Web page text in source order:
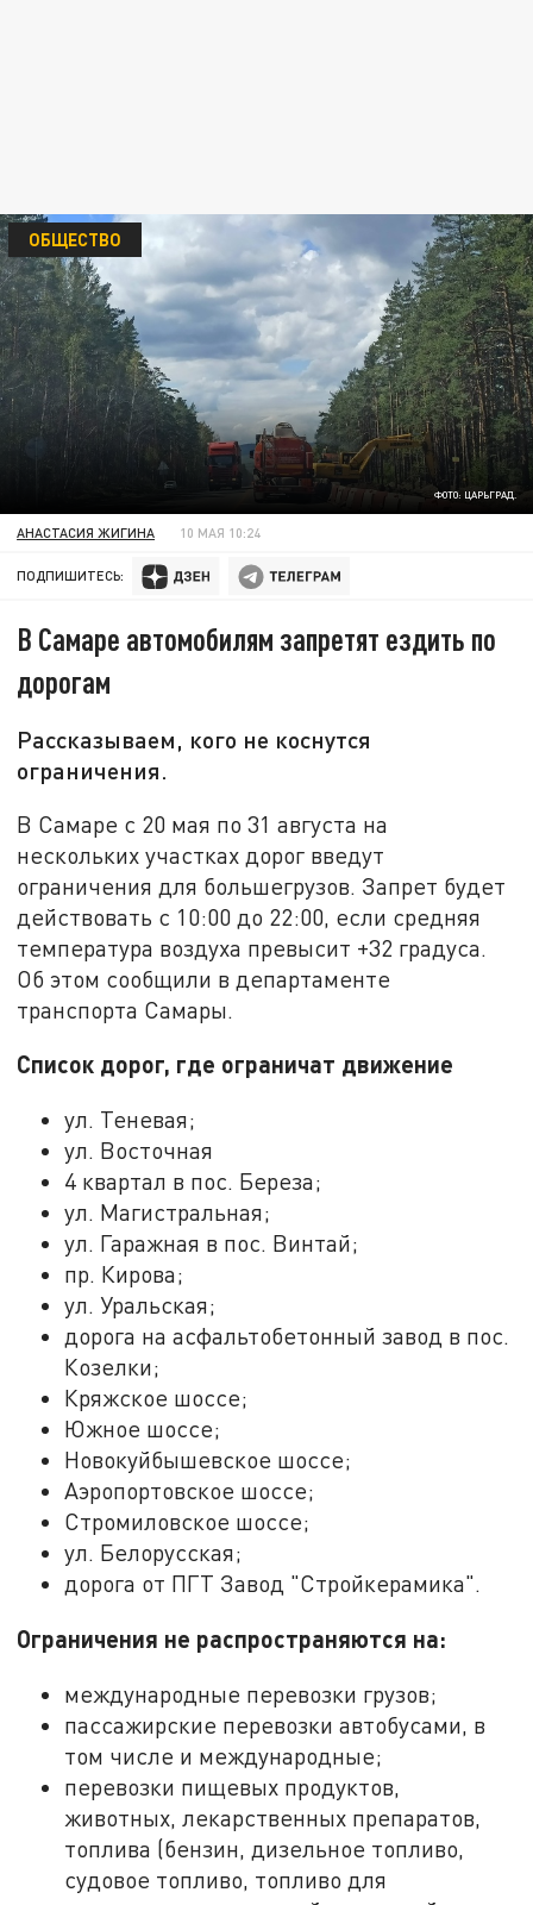
ФОТО: ЦАРЬГРАД.
ОБЩЕСТВО
АНАСТАСИЯ ЖИГИНА 10 МАЯ 10:24
ПОДПИШИТЕСЬ:
В Самаре автомобилям запретят ездить по
дорогам
Рассказываем, кого не коснутся
ограничения.
В Самаре с 20 мая по 31 августа на
нескольких участках дорог введут
ограничения для большегрузов. Запрет будет
действовать с 10:00 до 22:00, если средняя
температура воздуха превысит +32 градуса.
Об этом сообщили в департаменте
транспорта Самары.
Список дорог, где ограничат движение
ул. Теневая;
ул. Восточная
4 квартал в пос. Береза;
ул. Магистральная;
ул. Гаражная в пос. Винтай;
пр. Кирова;
ул. Уральская;
дорога на асфальтобетонный завод в пос.
Козелки;
Кряжское шоссе;
Южное шоссе;
Новокуйбышевское шоссе;
Аэропортовское шоссе;
Стромиловское шоссе;
ул. Белорусская;
дорога от ПГТ Завод "Стройкерамика".
Ограничения не распространяются на:
международные перевозки грузов;
пассажирские перевозки автобусами, в
том числе и международные;
перевозки пищевых продуктов,
животных, лекарственных препаратов,
топлива (бензин, дизельное топливо,
судовое топливо, топливо для